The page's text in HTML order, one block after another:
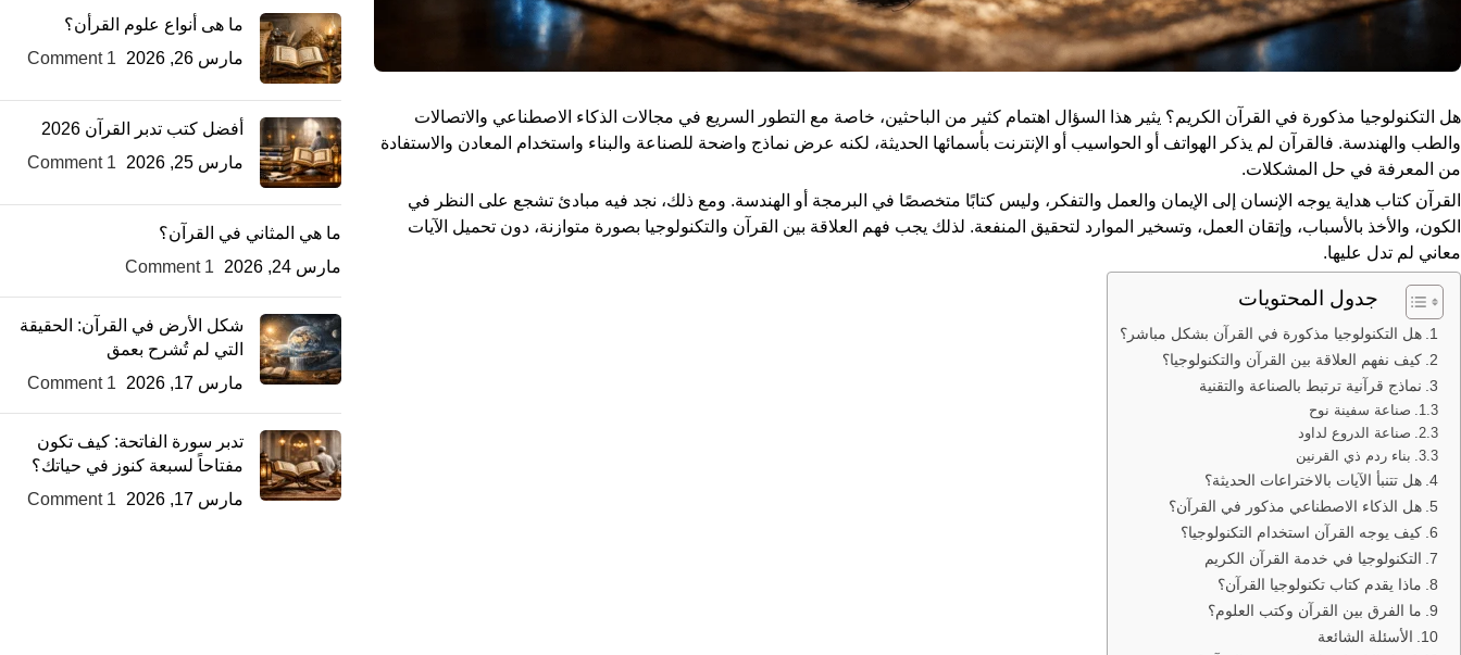
هل التكنولوجيا مذكورة في القرآن الكريم؟ يثير هذا السؤال اهتمام كثير من الباحثين، خاصة مع التطور السريع في مجالات الذكاء الاصطناعي والاتصالات
والطب والهندسة. فالقرآن لم يذكر الهواتف أو الحواسيب أو الإنترنت بأسمائها الحديثة، لكنه عرض نماذج واضحة للصناعة والبناء واستخدام المعادن والاستفادة
من المعرفة في حل المشكلات.
القرآن كتاب هداية يوجه الإنسان إلى الإيمان والعمل والتفكر، وليس كتابًا متخصصًا في البرمجة أو الهندسة. ومع ذلك، نجد فيه مبادئ تشجع على النظر في
الكون، والأخذ بالأسباب، وإتقان العمل، وتسخير الموارد لتحقيق المنفعة. لذلك يجب فهم العلاقة بين القرآن والتكنولوجيا بصورة متوازنة، دون تحميل الآيات
معاني لم تدل عليها.
جدول المحتويات
هل التكنولوجيا مذكورة في القرآن بشكل مباشر؟
كيف نفهم العلاقة بين القرآن والتكنولوجيا؟
نماذج قرآنية ترتبط بالصناعة والتقنية
صناعة سفينة نوح
صناعة الدروع لداود
بناء ردم ذي القرنين
هل تتنبأ الآيات بالاختراعات الحديثة؟
هل الذكاء الاصطناعي مذكور في القرآن؟
كيف يوجه القرآن استخدام التكنولوجيا؟
التكنولوجيا في خدمة القرآن الكريم
ماذا يقدم كتاب تكنولوجيا القرآن؟
ما الفرق بين القرآن وكتب العلوم؟
الأسئلة الشائعة
ما هى أنواع علوم القرأن؟
مارس 26, 2026
1 Comment
أفضل كتب تدبر القرآن 2026
مارس 25, 2026
1 Comment
ما هي المثاني في القرآن؟
مارس 24, 2026
1 Comment
شكل الأرض في القرآن: الحقيقة
التي لم تُشرح بعمق
مارس 17, 2026
1 Comment
تدبر سورة الفاتحة: كيف تكون
مفتاحاً لسبعة كنوز في حياتك؟
مارس 17, 2026
1 Comment